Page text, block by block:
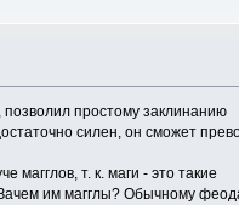
простому заклинанию
силен, он сможет
т. к. маги - это такие
им магглы? Обычному